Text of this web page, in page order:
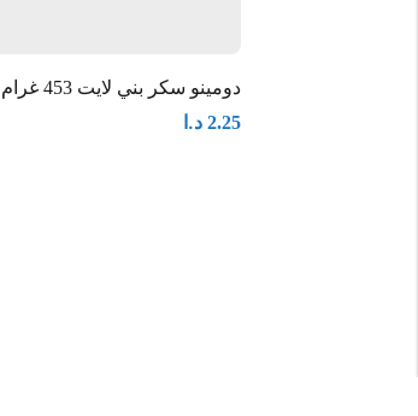
دومينو سكر بني لايت 453 غرام
2.25 د.ا